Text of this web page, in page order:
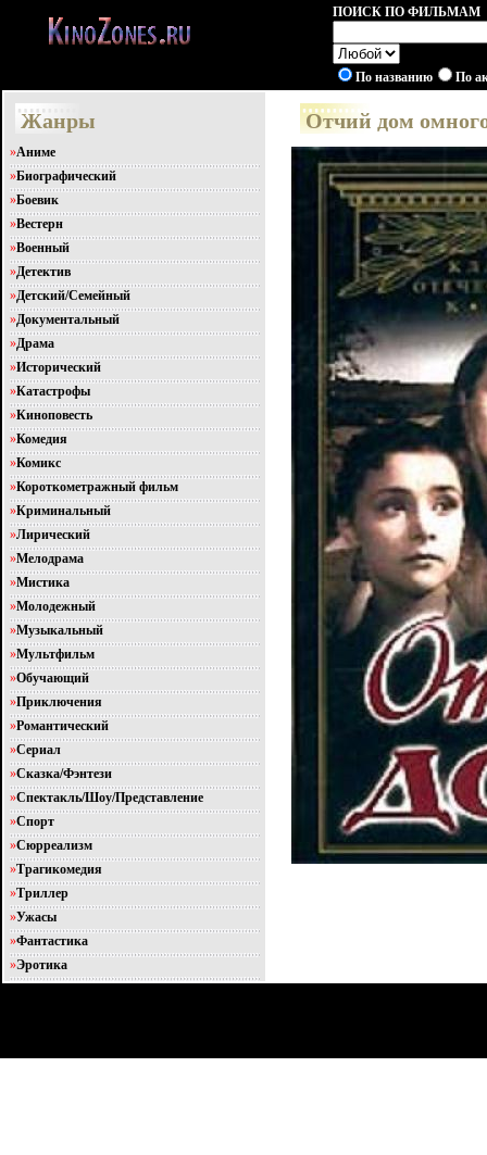
ПОИСК ПО ФИЛЬМАМ
По названию По
Жанры
»Аниме
»Биографический
»Боевик
»Вестерн
»Военный
»Детектив
»Детский/Семейный
»Документальный
»Драма
»Исторический
»Катастрофы
»Киноповесть
»Комедия
»Комикс
»Короткометражный фильм
»Криминальный
»Лирический
»Мелодрама
»Мистика
»Молодежный
»Музыкальный
»Мультфильм
»Обучающий
»Приключения
»Романтический
»Сериал
»Сказка/Фэнтези
»Спектакль/Шоу/Представление
»Спорт
»Сюрреализм
»Трагикомедия
»Триллер
»Ужасы
»Фантастика
»Эротика
Отчий дом